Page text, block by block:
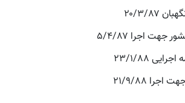
۳/۸۷
جهت اجرا ۵/۴/۸۷
۲۳/۱/۸۸
۲۱/۹/۸۸